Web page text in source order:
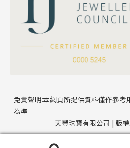
聯絡電話
免責聲明:本網頁所提供資料僅作參考
為準
天豐珠寶有限公司 | 版